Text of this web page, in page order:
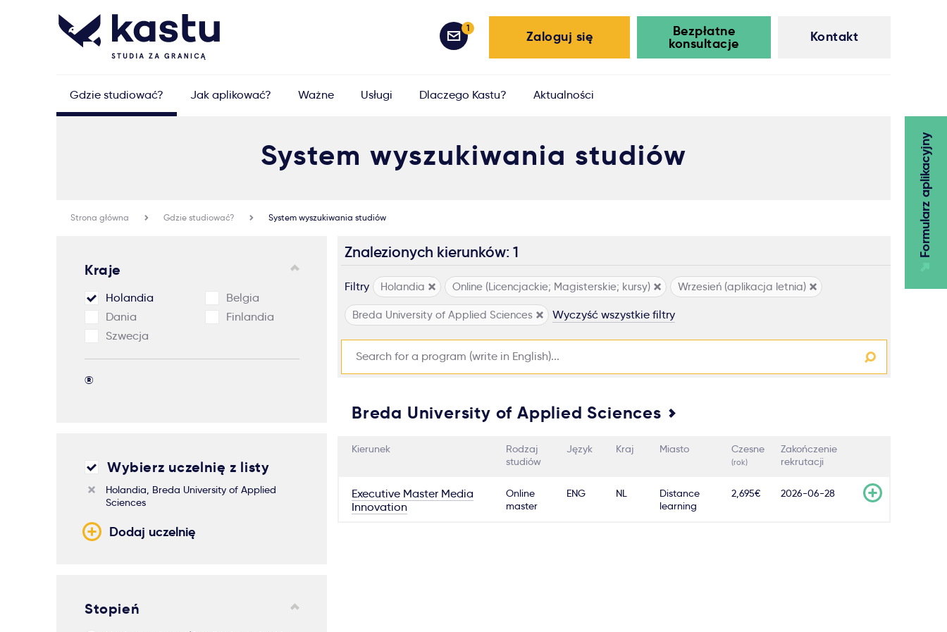
Kontakt
Bezpłatne
konsultacje
Zaloguj się
1
Formularz aplikacyjny
Gdzie studiować? Jak aplikować? Ważne Usługi Dlaczego Kastu? Aktualności
System wyszukiwania studiów
Strona główna Gdzie studiować? System wyszukiwania studiów
Znalezionych kierunków: 1
Filtry Holandia Online (Licencjackie; Magisterskie; kursy) Wrzesień (aplikacja letnia)
Breda University of Applied Sciences Wyczyść wszystkie filtry
Kraje
Holandia
Belgia
Dania
Finlandia
Szwecja
®
Wybierz uczelnię z listy
Holandia, Breda University of Applied
Sciences
Dodaj uczelnię
Stopień
Breda University of Applied Sciences
Kierunek
Rodzaj
studiów
Język Kraj Miasto Czesne
(rok)
Zakończenie
rekrutacji
Executive Master Media
Innovation
Online
master
ENG NL
Distance
learning
2,695€ 2026-06-28